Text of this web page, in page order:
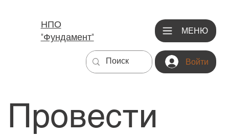
МЕНЮ
Войти
НПО
"Фундамент"
Провести